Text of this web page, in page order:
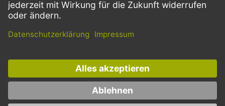
Dieses Angebot ist ausschließlich für Gastronomie, Handel, Industrie,